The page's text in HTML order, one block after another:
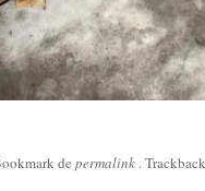
de permalink .